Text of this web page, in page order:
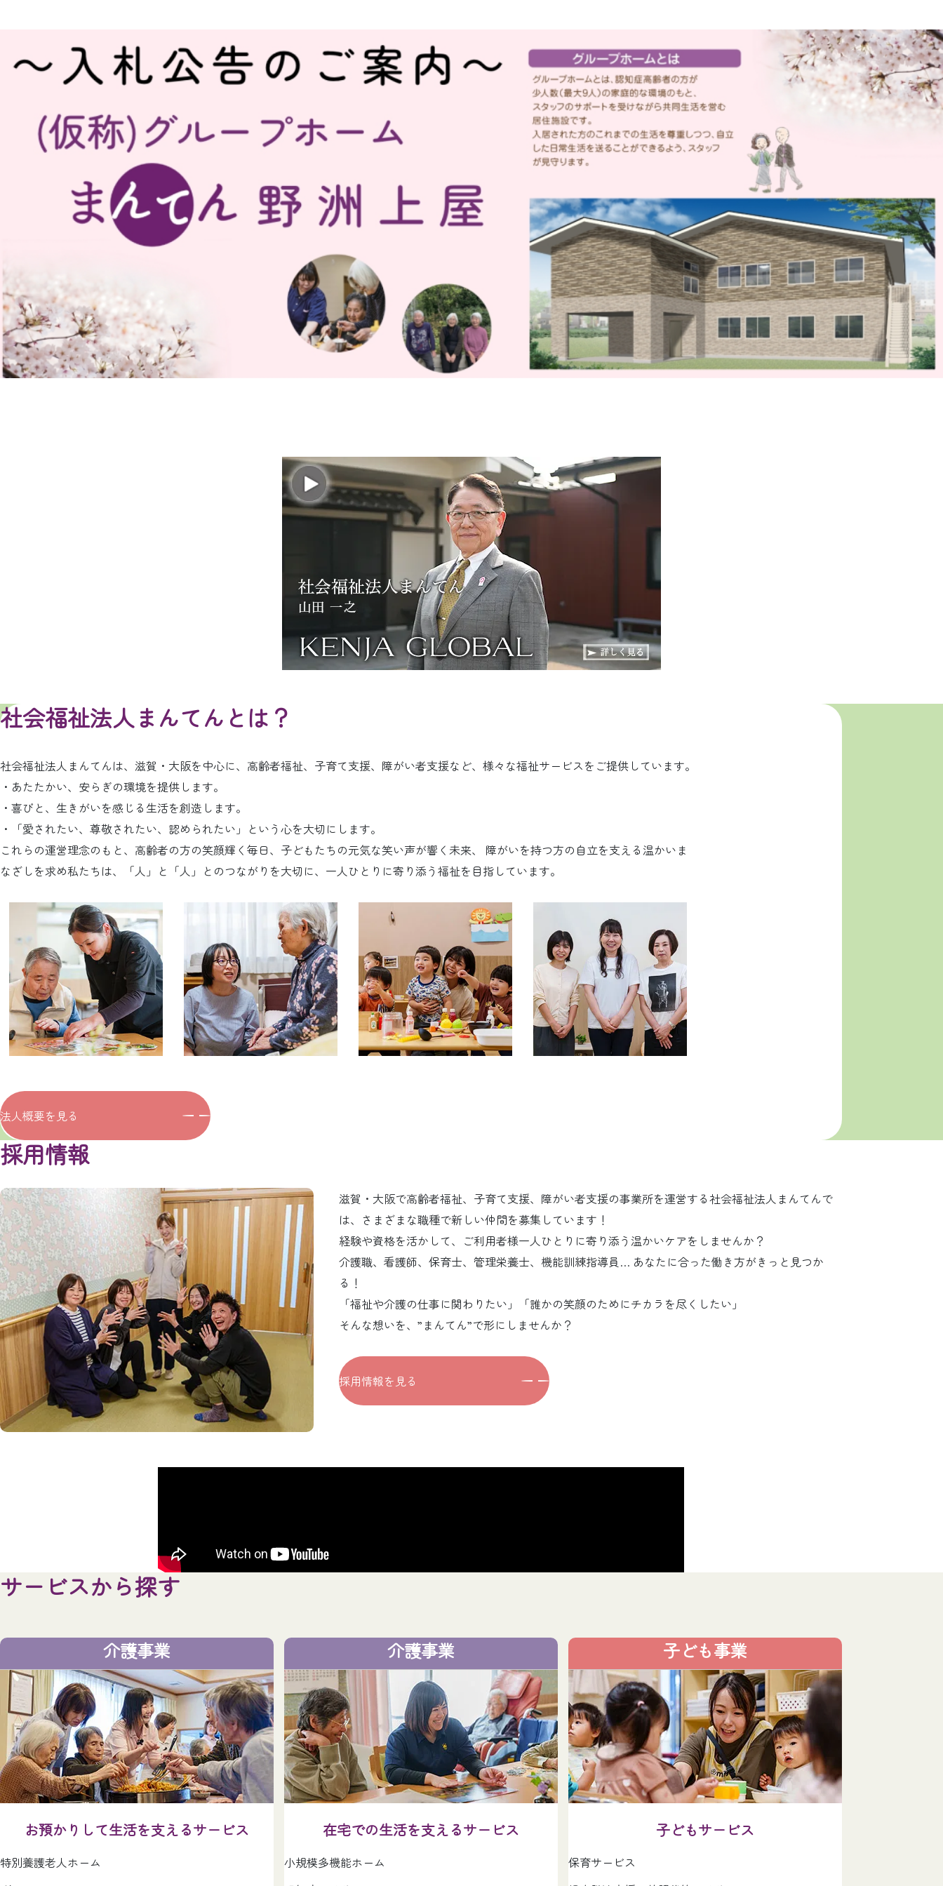
社会福祉法人まんてんとは？
社会福祉法人まんてんは、滋賀・大阪を中心に、高齢者福祉、子育て支援、障がい者支援など、様々な福祉サービスをご提供しています。
・あたたかい、安らぎの環境を提供します。
・喜びと、生きがいを感じる生活を創造します。
・「愛されたい、尊敬されたい、認められたい」という心を大切にします。
これらの運営理念のもと、高齢者の方の笑顔輝く毎日、子どもたちの元気な笑い声が響く未来、 障がいを持つ方の自立を支える温かいま
なざしを求め私たちは、「人」と「人」とのつながりを大切に、一人ひとりに寄り添う福祉を目指しています。
法人概要を見る
採用情報
滋賀・大阪で高齢者福祉、子育て支援、障がい者支援の事業所を運営する社会福祉法人まんてんで
は、さまざまな職種で新しい仲間を募集しています！
経験や資格を活かして、ご利用者様一人ひとりに寄り添う温かいケアをしませんか？
介護職、看護師、保育士、管理栄養士、機能訓練指導員… あなたに合った働き方がきっと見つか
る！
「福祉や介護の仕事に関わりたい」「誰かの笑顔のためにチカラを尽くしたい」
そんな想いを、”まんてん”で形にしませんか？
採用情報を見る
サービスから探す
介護事業
お預かりして生活を支えるサービス
特別養護老人ホーム
介護事業
在宅での生活を支えるサービス
小規模多機能ホーム
子ども事業
子どもサービス
保育サービス